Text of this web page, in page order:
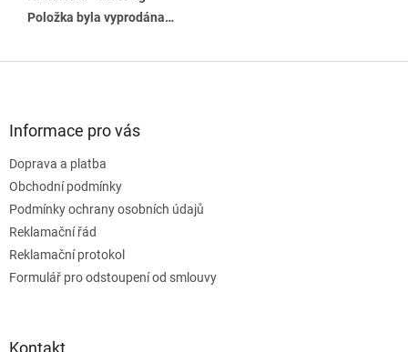
Položka byla vyprodána…
Informace pro vás
Doprava a platba
Obchodní podmínky
Podmínky ochrany osobních údajů
Reklamační řád
Reklamační protokol
Formulář pro odstoupení od smlouvy
Kontakt